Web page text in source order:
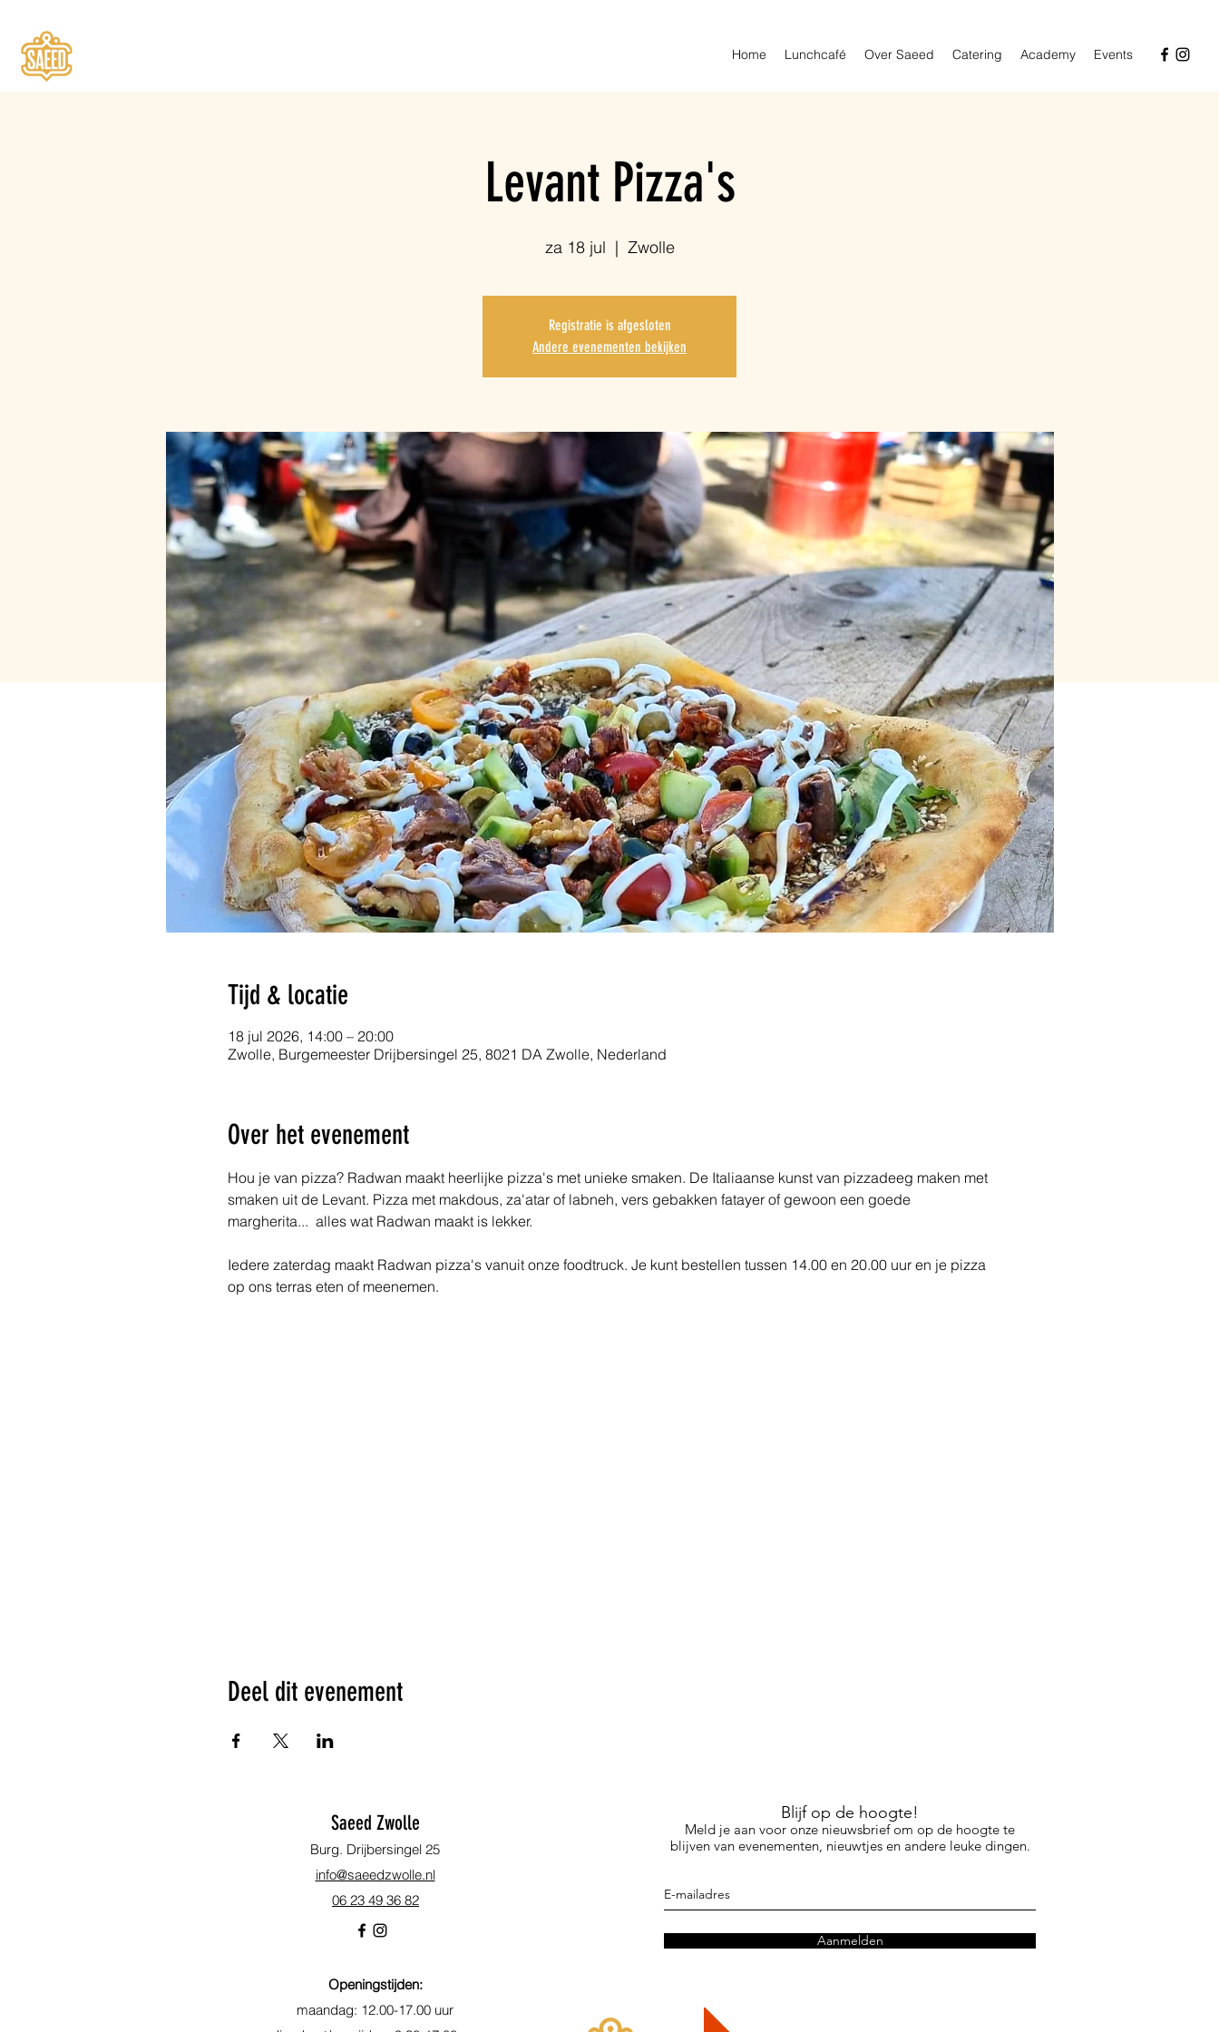
Home Lunchcafé Over Saeed Catering Academy Events
Levant Pizza's
za 18 jul
  |
Zwolle
Registratie is afgesloten
Andere evenementen bekijken
Tijd & locatie
18 jul 2026, 14:00 – 20:00
Zwolle, Burgemeester Drijbersingel 25, 8021 DA Zwolle, Nederland
Over het evenement
Hou je van pizza? Radwan maakt heerlijke pizza's met unieke smaken. De Italiaanse kunst van pizzadeeg maken met
smaken uit de Levant. Pizza met makdous, za'atar of labneh, vers gebakken fatayer of gewoon een goede
margherita...  alles wat Radwan maakt is lekker.
Iedere zaterdag maakt Radwan pizza's vanuit onze foodtruck. Je kunt bestellen tussen 14.00 en 20.00 uur en je pizza
op ons terras eten of meenemen.
Deel dit evenement
Saeed Zwolle
Burg. Drijbersingel 25
info@saeedzwolle.nl
06 23 49 36 82
Blijf op de hoogte!
Meld je aan voor onze nieuwsbrief om op de hoogte te
blijven van evenementen, nieuwtjes en andere leuke dingen.
Aanmelden
Openingstijden:
maandag: 12.00-17.00 uur